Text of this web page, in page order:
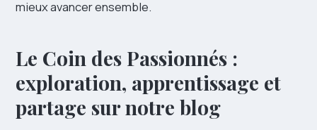
mieux avancer ensemble.
Le Coin des Passionnés :
exploration, apprentissage et
partage sur notre blog